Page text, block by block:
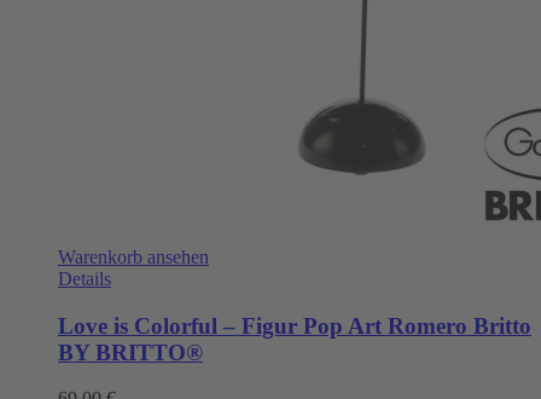
Warenkorb ansehen
Details
Love is Colorful – Figur Pop Art Romero Britto
BY BRITTO®